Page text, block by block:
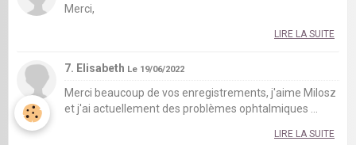
Merci,
LIRE LA SUITE
7. Elisabeth Le 19/06/2022
Merci beaucoup de vos enregistrements, j'aime Milosz
et j'ai actuellement des problèmes ophtalmiques ...
LIRE LA SUITE